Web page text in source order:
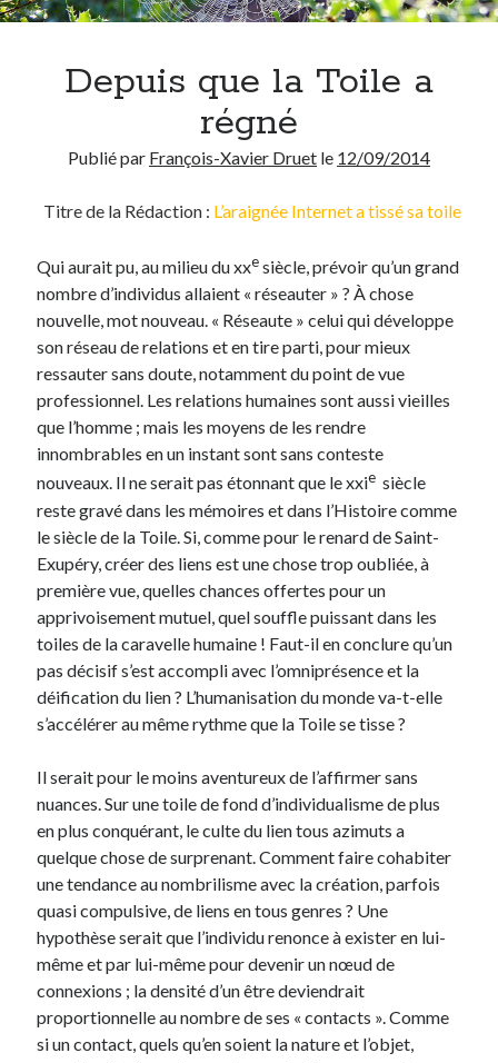
Covid-19(13)
Enseignement(69)
Environnement(3)
Ethique (95)
Etymologie(17)
Histoire(18)
Humour(40)
Inédit (14)
Internet(28)
Langue française(26)
Langues anciennes(22)
Médias(16)
Philosophie pratique(139)
Poésie(4)
Politique(95)
Société(196)
Spiritualité(11)
Uncategorized(5)
Commentaires récents
Depuis que la Toile a
régné
Publié par François-Xavier Druet le 12/09/2014
Titre de la Rédaction : L’araignée Internet a tissé sa toile
Qui aurait pu, au milieu du xxesiècle, prévoir qu’un grand
nombre d’individus allaient « réseauter » ? À chose
nouvelle, mot nouveau. « Réseaute » celui qui développe
son réseau de relations et en tire parti, pour mieux
ressauter sans doute, notamment du point de vue
professionnel. Les relations humaines sont aussi vieilles
que l’homme ; mais les moyens de les rendre
innombrables en un instant sont sans conteste
nouveaux. Il ne serait pas étonnant que le xxie siècle
reste gravé dans les mémoires et dans l’Histoire comme
le siècle de la Toile. Si, comme pour le renard de Saint-
Exupéry, créer des liens est une chose trop oubliée, à
première vue, quelles chances offertes pour un
apprivoisement mutuel, quel souffle puissant dans les
toiles de la caravelle humaine ! Faut-il en conclure qu’un
pas décisif s’est accompli avec l’omniprésence et la
déification du lien ? L’humanisation du monde va-t-elle
s’accélérer au même rythme que la Toile se tisse ?
Il serait pour le moins aventureux de l’affirmer sans
nuances. Sur une toile de fond d’individualisme de plus
en plus conquérant, le culte du lien tous azimuts a
quelque chose de surprenant. Comment faire cohabiter
une tendance au nombrilisme avec la création, parfois
quasi compulsive, de liens en tous genres ? Une
hypothèse serait que l’individu renonce à exister en lui-
même et par lui-même pour devenir un nœud de
connexions ; la densité d’un être deviendrait
proportionnelle au nombre de ses « contacts ». Comme
si un contact, quels qu’en soient la nature et l’objet,